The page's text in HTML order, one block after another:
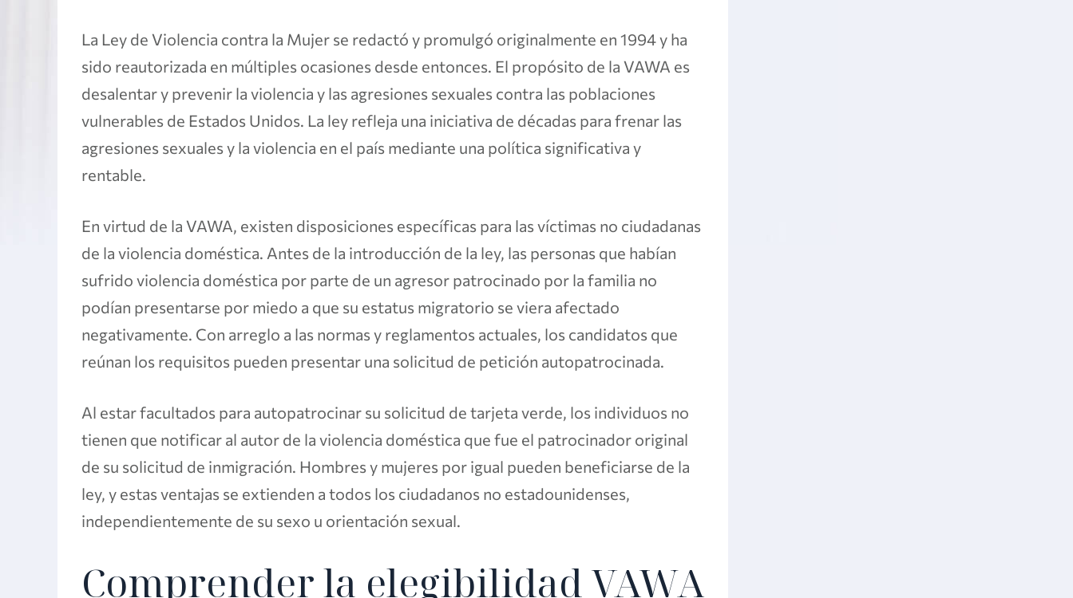
La Ley de Violencia contra la Mujer se redactó y promulgó originalmente en 1994 y ha
sido reautorizada en múltiples ocasiones desde entonces. El propósito de la VAWA es
desalentar y prevenir la violencia y las agresiones sexuales contra las poblaciones
vulnerables de Estados Unidos. La ley refleja una iniciativa de décadas para frenar las
agresiones sexuales y la violencia en el país mediante una política significativa y
rentable.
En virtud de la VAWA, existen disposiciones específicas para las víctimas no ciudadanas
de la violencia doméstica. Antes de la introducción de la ley, las personas que habían
sufrido violencia doméstica por parte de un agresor patrocinado por la familia no
podían presentarse por miedo a que su estatus migratorio se viera afectado
negativamente. Con arreglo a las normas y reglamentos actuales, los candidatos que
reúnan los requisitos pueden presentar una solicitud de petición autopatrocinada.
Al estar facultados para autopatrocinar su solicitud de tarjeta verde, los individuos no
tienen que notificar al autor de la violencia doméstica que fue el patrocinador original
de su solicitud de inmigración. Hombres y mujeres por igual pueden beneficiarse de la
ley, y estas ventajas se extienden a todos los ciudadanos no estadounidenses,
independientemente de su sexo u orientación sexual.
Comprender la elegibilidad VAWA